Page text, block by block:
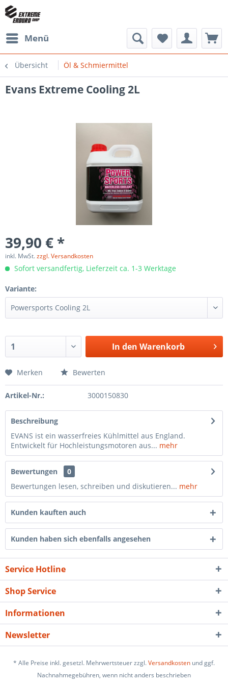
Menü
Übersicht Öl & Schmiermittel
Evans Extreme Cooling 2L
39,90 € *
inkl. MwSt.zzgl. Versandkosten
Sofort versandfertig, Lieferzeit ca. 1-3 Werktage
Variante:
In den Warenkorb
Merken Bewerten
Artikel-Nr.: 3000150830
Beschreibung
EVANS ist ein wasserfreies Kühlmittel aus England.
Entwickelt für Hochleistungsmotoren aus... mehr
Bewertungen
0
Bewertungen lesen, schreiben und diskutieren... mehr
Kunden kauften auch
Kunden haben sich ebenfalls angesehen
Service Hotline
Shop Service
Informationen
Newsletter
* Alle Preise inkl. gesetzl. Mehrwertsteuer zzgl.Versandkosten und ggf.
Nachnahmegebühren, wenn nicht anders beschrieben